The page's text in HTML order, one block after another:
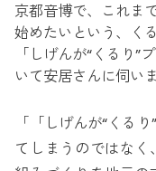
京都音博で、これま
始めたいという、く
「しげんが“くるり
いて安居さんに伺い
「「しげんが“くる
てしまうのではな